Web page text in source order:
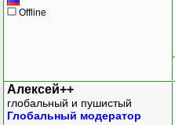
Offline
Алексей++
глобальный и пушистый
Глобальный модератор